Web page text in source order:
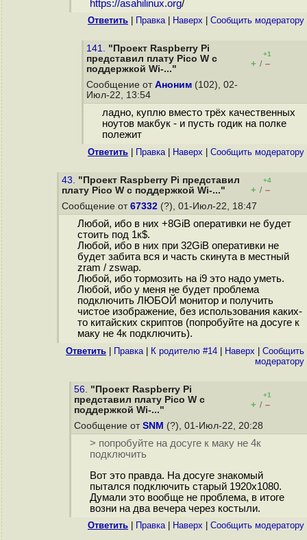
https://asahilinux.org/
Ответить Правка| Наверх Cообщить модератору
141. "Проект Raspberry Pi
представил плату Pico W с
поддержкой Wi-..."
+1
+ / –
Сообщение от Аноним (102), 02-
Июл-22, 13:54
ладно, куплю вместо трёх качественных
ноутов макбук - и пусть годик на полке
полежит
Ответить Правка| Наверх Cообщить модератору
43. "Проект Raspberry Pi представил
плату Pico W с поддержкой Wi-..."
+4
+ / –
Сообщение от 67332 (?), 01-Июл-22, 18:47
Любой, ибо в них +8GiB оперативки не будет
стоить под 1к$.
Любой, ибо в них при 32GiB оперативки не
будет забита вся и часть скинута в местный
zram / zswap.
Любой, ибо тормозить на i9 это надо уметь.
Любой, ибо у меня не будет проблема
подключить ЛЮБОЙ монитор и получить
чистое изображение, без использования каких-
то китайских скриптов (попробуйте на досуге к
маку не 4к подключить).
Ответить Правка| К родителю #14 Наверх
Cообщить
модератору
56. "Проект Raspberry Pi
представил плату Pico W с
поддержкой Wi-..."
+1
+ / –
Сообщение от SNM (?), 01-Июл-22, 20:28
> попробуйте на досуге к маку не 4к
подключить
Вот это правда. На досуге знакомый
пытался подключить старый 1920х1080.
Думали это вообще не проблема, в итоге
возни на два вечера через костыли.
Ответить Правка| Наверх Cообщить модератору